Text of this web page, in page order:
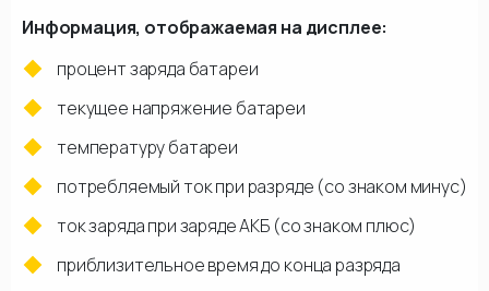
Информация, отображаемая на дисплее:
процент заряда батареи
текущее напряжение батареи
температуру батареи
потребляемый ток при разряде (со знаком минус)
ток заряда при заряде АКБ (со знаком плюс)
приблизительное время до конца разряда